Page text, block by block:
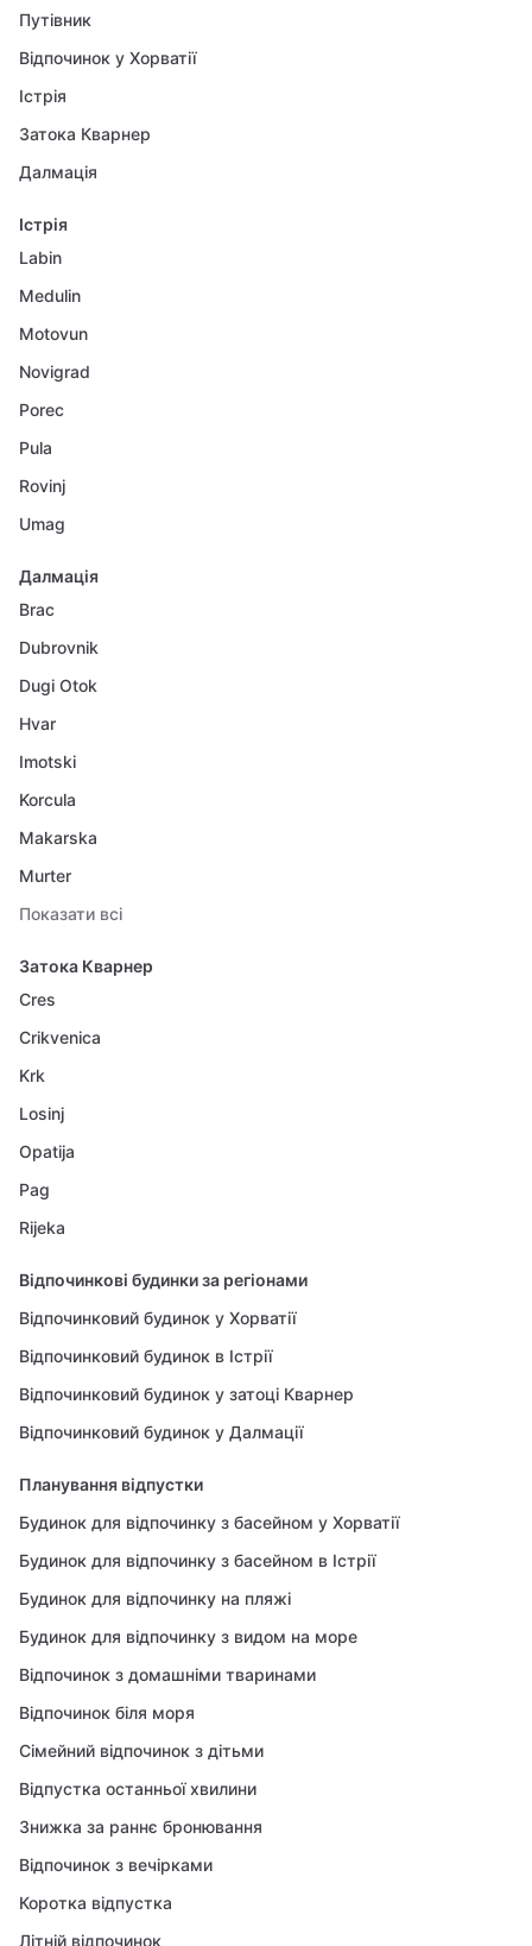
Путівник
Відпочинок у Хорватії
Істрія
Затока Кварнер
Далмація
Істрія
Labin
Medulin
Motovun
Novigrad
Porec
Pula
Rovinj
Umag
Далмація
Brac
Dubrovnik
Dugi Otok
Hvar
Imotski
Korcula
Makarska
Murter
Показати всі
Затока Кварнер
Cres
Crikvenica
Krk
Losinj
Opatija
Pag
Rijeka
Відпочинкові будинки за регіонами
Відпочинковий будинок у Хорватії
Відпочинковий будинок в Істрії
Відпочинковий будинок у затоці Кварнер
Відпочинковий будинок у Далмації
Планування відпустки
Будинок для відпочинку з басейном у Хорватії
Будинок для відпочинку з басейном в Істрії
Будинок для відпочинку на пляжі
Будинок для відпочинку з видом на море
Відпочинок з домашніми тваринами
Відпочинок біля моря
Сімейний відпочинок з дітьми
Відпустка останньої хвилини
Знижка за раннє бронювання
Відпочинок з вечірками
Коротка відпустка
Літній відпочинок